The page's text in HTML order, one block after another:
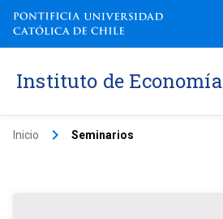
Instituto de Economía
Inicio keyboard_arrow_right Seminarios